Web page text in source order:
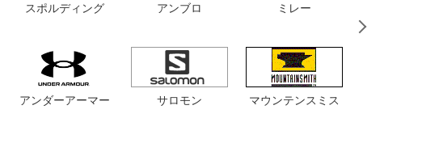
スポルディング
アンダーアーマー
アンブロ
サロモン
ミレー
マウンテンスミス